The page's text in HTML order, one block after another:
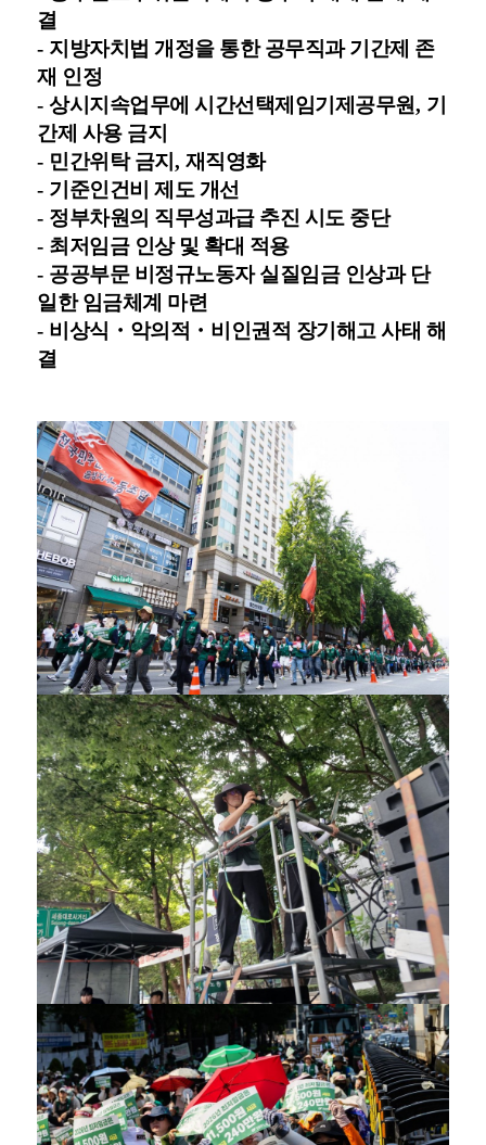
결
- 지방자치법 개정을 통한 공무직과 기간제 존
재 인정
-상시지속업무에 시간선택제임기제공무원, 기
간제 사용 금지
- 민간위탁 금지 , 재직영화
- 기준인건비 제도 개선
- 정부차원의 직무성과급 추진 시도 중단
- 최저임금 인상 및 확대 적용
- 공공부문 비정규노동자 실질임금 인상과 단
일한 임금체계 마련
- 비상식 ・ 악의적 ・ 비인권적 장기해고 사태 해
결